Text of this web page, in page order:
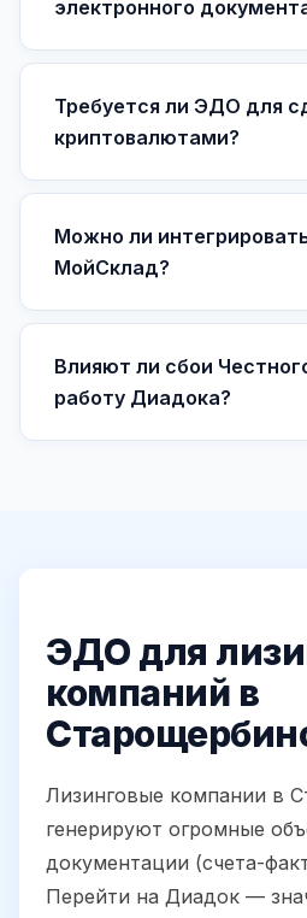
электронного
Требуется ли ЭДО для
криптовалютами?
Можно ли
МойСклад?
Влияют ли сбои
работу Диадока?
ЭДО для
компаний в
Лизинговые компании в
генерируют огромные
документации (счета-
Перейти на Диадок —